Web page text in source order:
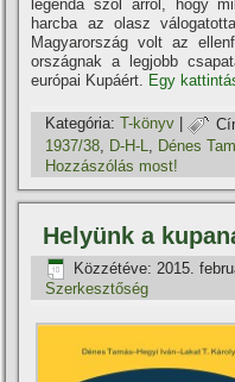
legenda szól arról, hogy
harcba az olasz
Magyarország volt az
országnak a legjobb
európai Kupáért. Egy
Kategória: T-könyv |
1937/38 D-H-L Dénes
Hozzászólás most!
Helyünk a
Közzétéve: 2015.
Szerkesztőség